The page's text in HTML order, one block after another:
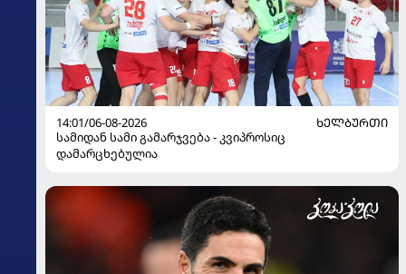
14:01/06-08-2026
ᲮᲔᲚᲑᲣᲠᲗᲘ
სამიდან სამი გამარჯვება - კვიპროსიც
დამარცხებულია